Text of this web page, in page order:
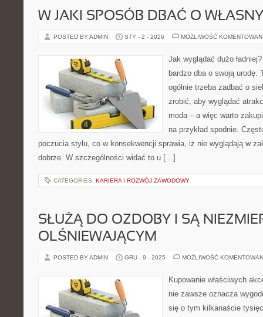
W JAKI SPOSÓB DBAĆ O
POSTED BY ADMIN STY - 2 - 2026 MOŻLIWOŚĆ
Jak wyglądać dużo
bardzo dba o swoją urodę.
ogólnie trzeba zadbać o
zrobić, aby wyglądać
moda – a więc warto
na przykład spodnie.
poczucia stylu, co w konsekwencji sprawia, iż nie wyglądają w
dobrze. W szczególności widać to u […]
CATEGORIES: KARIERA I ROZWÓJ ZAWODOWY
SŁUŻĄ DO OZDOBY I SĄ
OLŚNIEWAJĄCYM
POSTED BY ADMIN GRU - 9 - 2025 MOŻLIWOŚĆ
Kupowanie właściwych
nie zawsze oznacza
się o tym kilkanaście